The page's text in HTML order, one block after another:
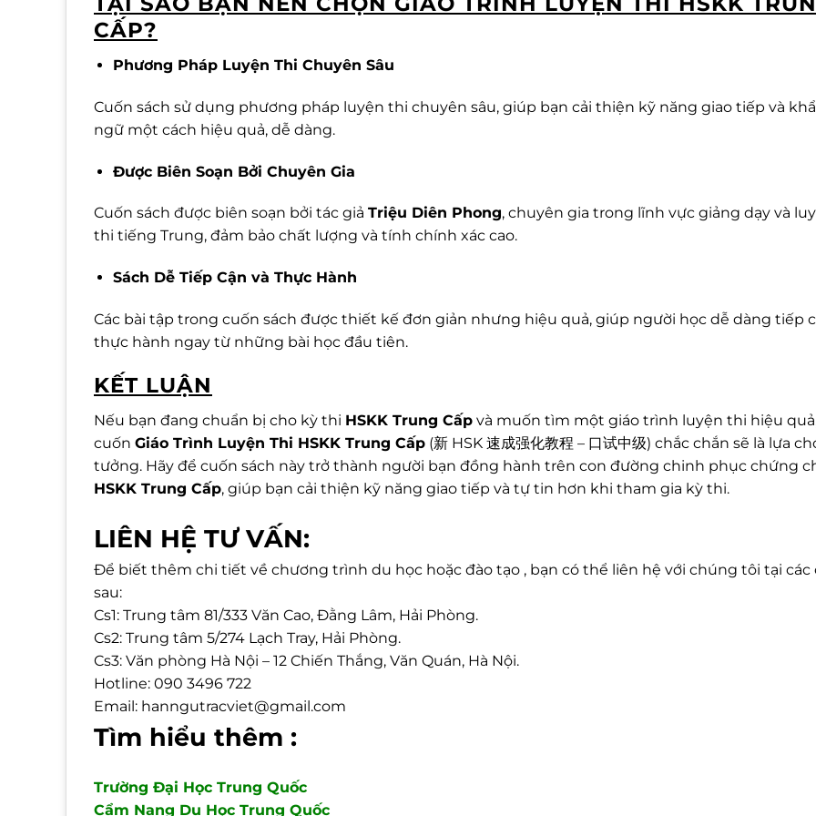
CẤP?
Phương Pháp Luyện Thi Chuyên Sâu
Cuốn sách sử dụng phương pháp luyện thi chuyên sâu, giúp bạn cải thiện kỹ năng giao tiếp và
ngữ một cách hiệu quả, dễ dàng.
Được Biên Soạn Bởi Chuyên Gia
Cuốn sách được biên soạn bởi tác giả Triệu Diên Phong, chuyên gia trong lĩnh vực giảng dạy và
thi tiếng Trung, đảm bảo chất lượng và tính chính xác cao.
Sách Dễ Tiếp Cận và Thực Hành
Các bài tập trong cuốn sách được thiết kế đơn giản nhưng hiệu quả, giúp người học dễ dàng tiếp
thực hành ngay từ những bài học đầu tiên.
KẾT LUẬN
Nếu bạn đang chuẩn bị cho kỳ thi HSKK Trung Cấp và muốn tìm một giáo trình luyện thi hiệu
cuốn Giáo Trình Luyện Thi HSKK Trung Cấp (新 HSK 速成强化教程 – 口试中级) chắc chắn sẽ là lựa
tưởng. Hãy để cuốn sách này trở thành người bạn đồng hành trên con đường chinh phục chứng
HSKK Trung Cấp, giúp bạn cải thiện kỹ năng giao tiếp và tự tin hơn khi tham gia kỳ thi.
LIÊN HỆ TƯ VẤN:
Để biết thêm chi tiết về chương trình du học hoặc đào tạo , bạn có thể liên hệ với chúng tôi tại các
sau:
Cs1: Trung tâm 81/333 Văn Cao, Đằng Lâm, Hải Phòng.
Cs2: Trung tâm 5/274 Lạch Tray, Hải Phòng.
Cs3: Văn phòng Hà Nội – 12 Chiến Thắng, Văn Quán, Hà Nội.
Hotline: 090 3496 722
Email: hanngutracviet@gmail.com
Tìm hiểu thêm :
Trường Đại Học Trung Quốc
Cẩm Nang Du Học Trung Quốc